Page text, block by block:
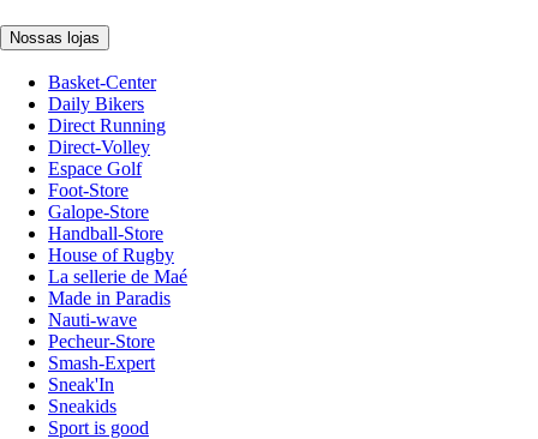
Nossas lojas
Basket-Center
Daily Bikers
Direct Running
Direct-Volley
Espace Golf
Foot-Store
Galope-Store
Handball-Store
House of Rugby
La sellerie de Maé
Made in Paradis
Nauti-wave
Pecheur-Store
Smash-Expert
Sneak'In
Sneakids
Sport is good